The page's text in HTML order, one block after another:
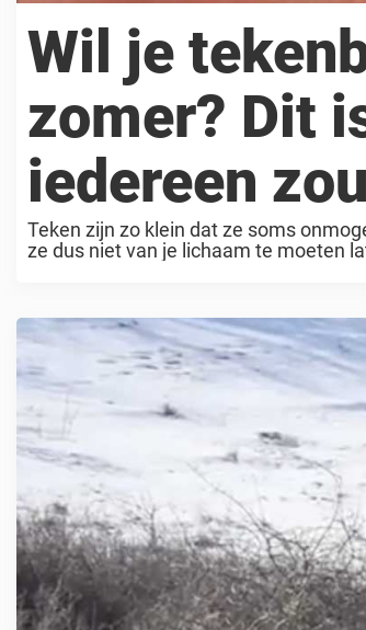
Wil je
zomer? Dit
iedereen
Teken zijn zo klein dat ze soms
ze dus niet van je lichaam te moeten